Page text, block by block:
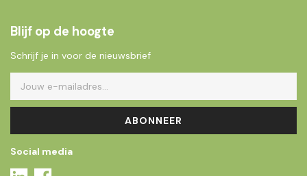
Blijf op de hoogte
Schrijf je in voor de nieuwsbrief
ABONNEER
Social media